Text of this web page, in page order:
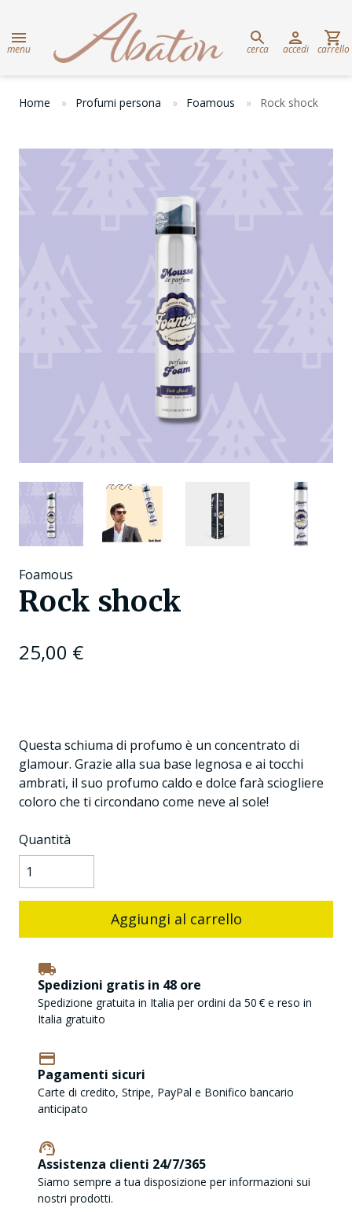
menu cerca accedi carrello
Home Profumi persona Foamous Rock shock
Foamous
Rock shock
25,00 €
Questa schiuma di profumo è un concentrato di
glamour. Grazie alla sua base legnosa e ai tocchi
ambrati, il suo profumo caldo e dolce farà sciogliere
coloro che ti circondano come neve al sole!
Quantità
Aggiungi al carrello
Spedizioni gratis in 48 ore
Spedizione gratuita in Italia per ordini da 50 € e reso in
Italia gratuito
Pagamenti sicuri
Carte di credito, Stripe, PayPal e Bonifico bancario
anticipato
Assistenza clienti 24/7/365
Siamo sempre a tua disposizione per informazioni sui
nostri prodotti.